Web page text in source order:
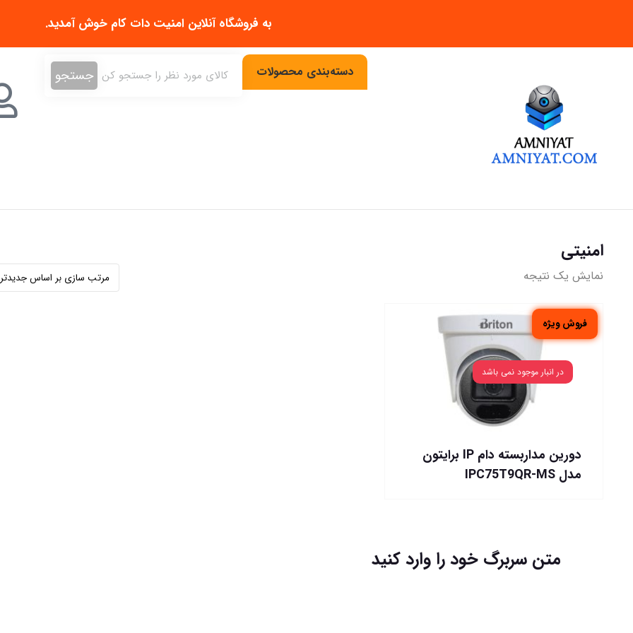
به فروشگاه آنلاین امنیت دات کام خوش آمدید.
دسته‌بندی محصولات جستجو
امنیتی
نمایش یک نتیجه
فروش ویژه
در انبار موجود نمی باشد
دورین مداربسته دام IP برایتون
مدل IPC75T9QR-MS
متن سربرگ خود را وارد کنید